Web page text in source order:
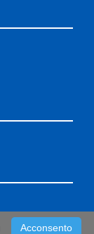
Acconsento